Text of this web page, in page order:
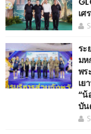
เศ
ระ
มห
พร
เย
“น้
บัน